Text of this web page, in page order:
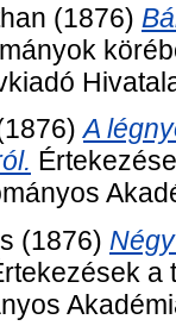
(1876)
A
(1876)
a